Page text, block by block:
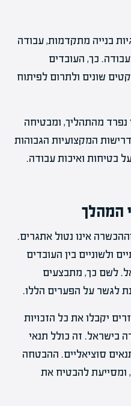
בנייה מתקדמות, עבודה
כך, העובדים
שונים ולתרום לפיתוח
מהתהליך, ומבטיחה
המקצועיות הגבוהות
בטיחות ואיכות עבודה.
המהלך
אינו נטול אתגרים.
ולשוניים בין העובדים
לשם כך, מתבצעים
לגשר על הפערים הללו.
יקבלו את כל הזכויות
בישראל. זה כולל תנאי
סוציאליים. ההבטחה
ומסייעת להבטיח את